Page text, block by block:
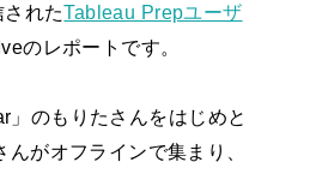
されたTableau Prepユーザ
のレポートです。
」のもりたさんをはじめと
がオフラインで集まり、